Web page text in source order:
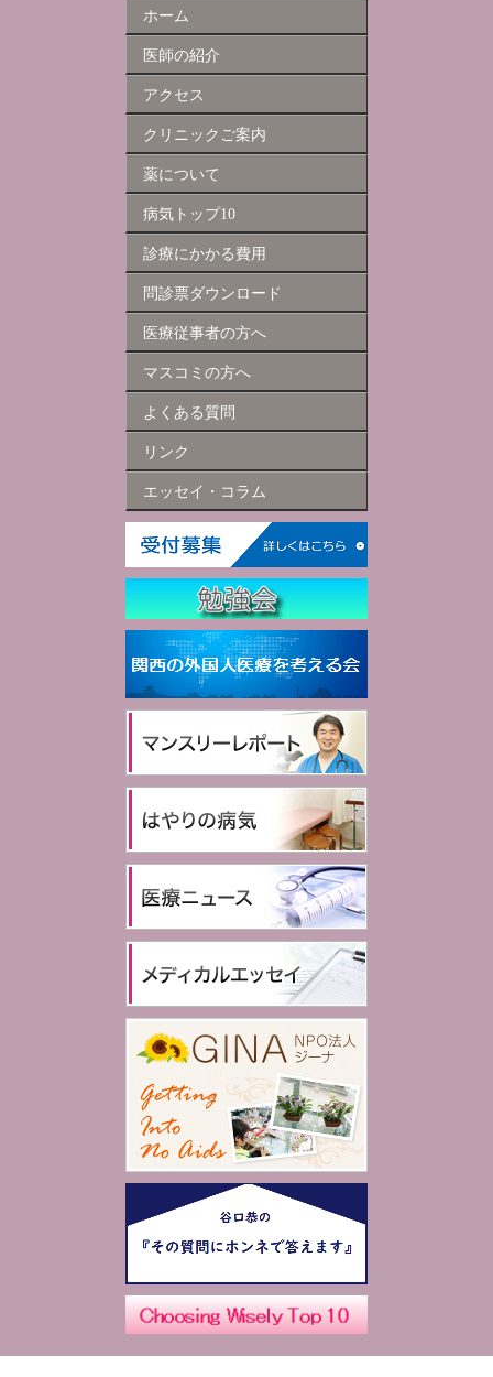
ホーム
医師の紹介
アクセス
クリニックご案内
薬について
病気トップ10
診療にかかる費用
問診票ダウンロード
医療従事者の方へ
マスコミの方へ
よくある質問
リンク
エッセイ・コラム